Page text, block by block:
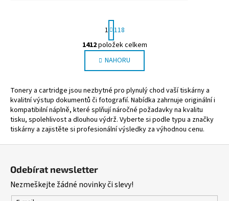
O
v
l
d
a
c
í
y
v
S
t
r
á
n
k
v
á
n
í
1 118
1412položek celkem
NAHORU
Tonery a cartridge jsou nezbytné pro plynulý chod vaší tiskárny a
kvalitní výstup dokumentů či fotografií. Nabídka zahrnuje originální i
kompatibilní náplně, které splňují náročné požadavky na kvalitu
tisku, spolehlivost a dlouhou výdrž. Vyberte si podle typu a značky
tiskárny a zajistěte si profesionální výsledky za výhodnou cenu.
Odebírat newsletter
Nezmeškejte žádné novinky či slevy!